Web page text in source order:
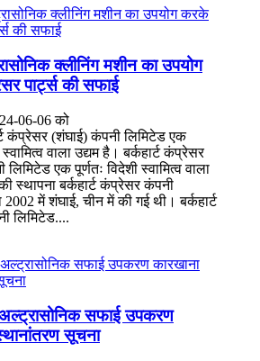
क्लीनिंग मशीन का उपयोग
पार्ट्स की सफाई
24-06-06 को
कंप्रेसर (शंघाई) कंपनी लिमिटेड एक
स्वामित्व वाला उद्यम है। बर्कहार्ट कंप्रेसर
एक पूर्णतः विदेशी स्वामित्व वाला
स्थापना बर्कहार्ट कंप्रेसर कंपनी
2002 में शंघाई, चीन में की गई थी। बर्कहार्ट
लिमिटेड....
सफाई उपकरण
सूचना